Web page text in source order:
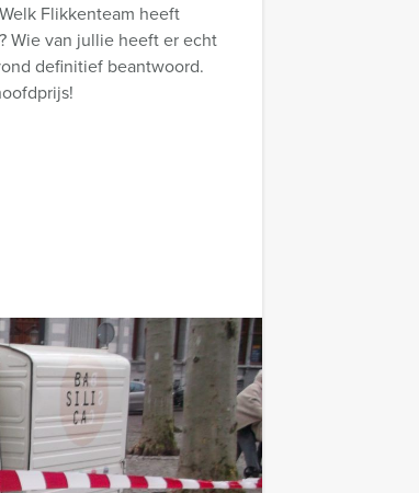
Flikkenteam heeft
Wie van jullie heeft er echt
definitief beantwoord.